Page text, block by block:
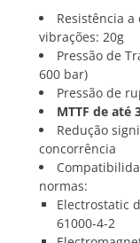
Resistência
vibrações: 20g
Pressão de
600 bar)
Pressão de
MTTF de até
Redução
concorrência
normas:
Electrostatic
61000-4-2